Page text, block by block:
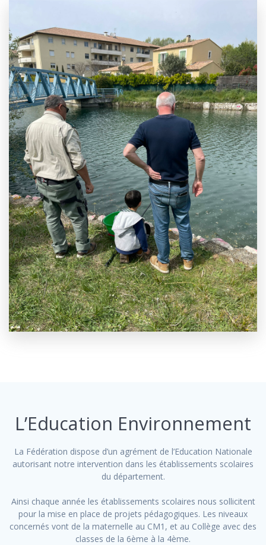
L’Education Environnement
La Fédération dispose d’un agrément de l’Education Nationale
autorisant notre intervention dans les établissements scolaires
du département.
Ainsi chaque année les établissements scolaires nous sollicitent
pour la mise en place de projets pédagogiques. Les niveaux
concernés vont de la maternelle au CM1, et au Collège avec des
classes de la 6ème à la 4ème.